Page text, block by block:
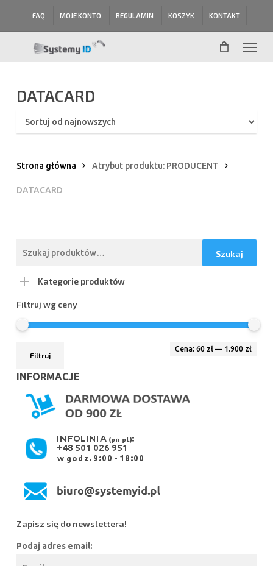
FAQ MOJE KONTO REGULAMIN KOSZYK KONTAKT
Menu
DATACARD
Strona główna Atrybut produktu: PRODUCENT
DATACARD
Szukaj
Kategorie produktów
Filtruj wg ceny
Filtruj
Cena:60 zł — 1.900 zł
INFORMACJE
Zapisz się do newslettera!
Podaj adres email: